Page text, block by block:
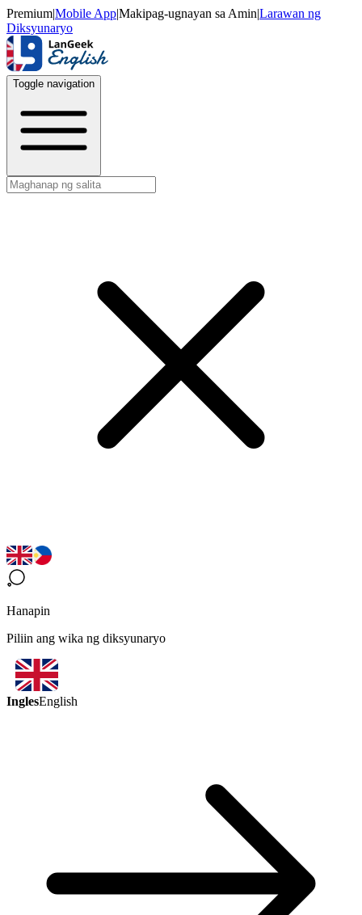
Premium|Mobile App|Makipag-ugnayan sa Amin|Larawan ng
Diksyunaryo
Toggle navigation
Hanapin
Piliin ang wika ng diksyunaryo
InglesEnglish